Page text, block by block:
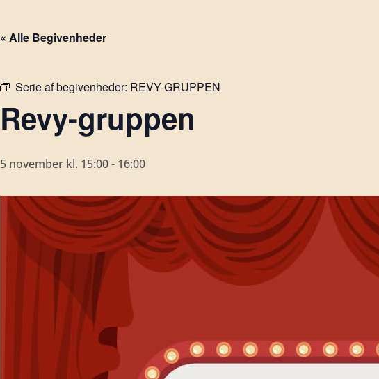
« Alle Begivenheder
Serie af begivenheder: REVY-GRUPPEN
Revy-gruppen
5 november kl. 15:00- 16:00